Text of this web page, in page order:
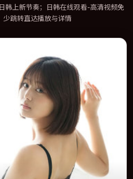
韩上新节奏；日韩在线观看-高清视频免
少跳转直达播放与详情